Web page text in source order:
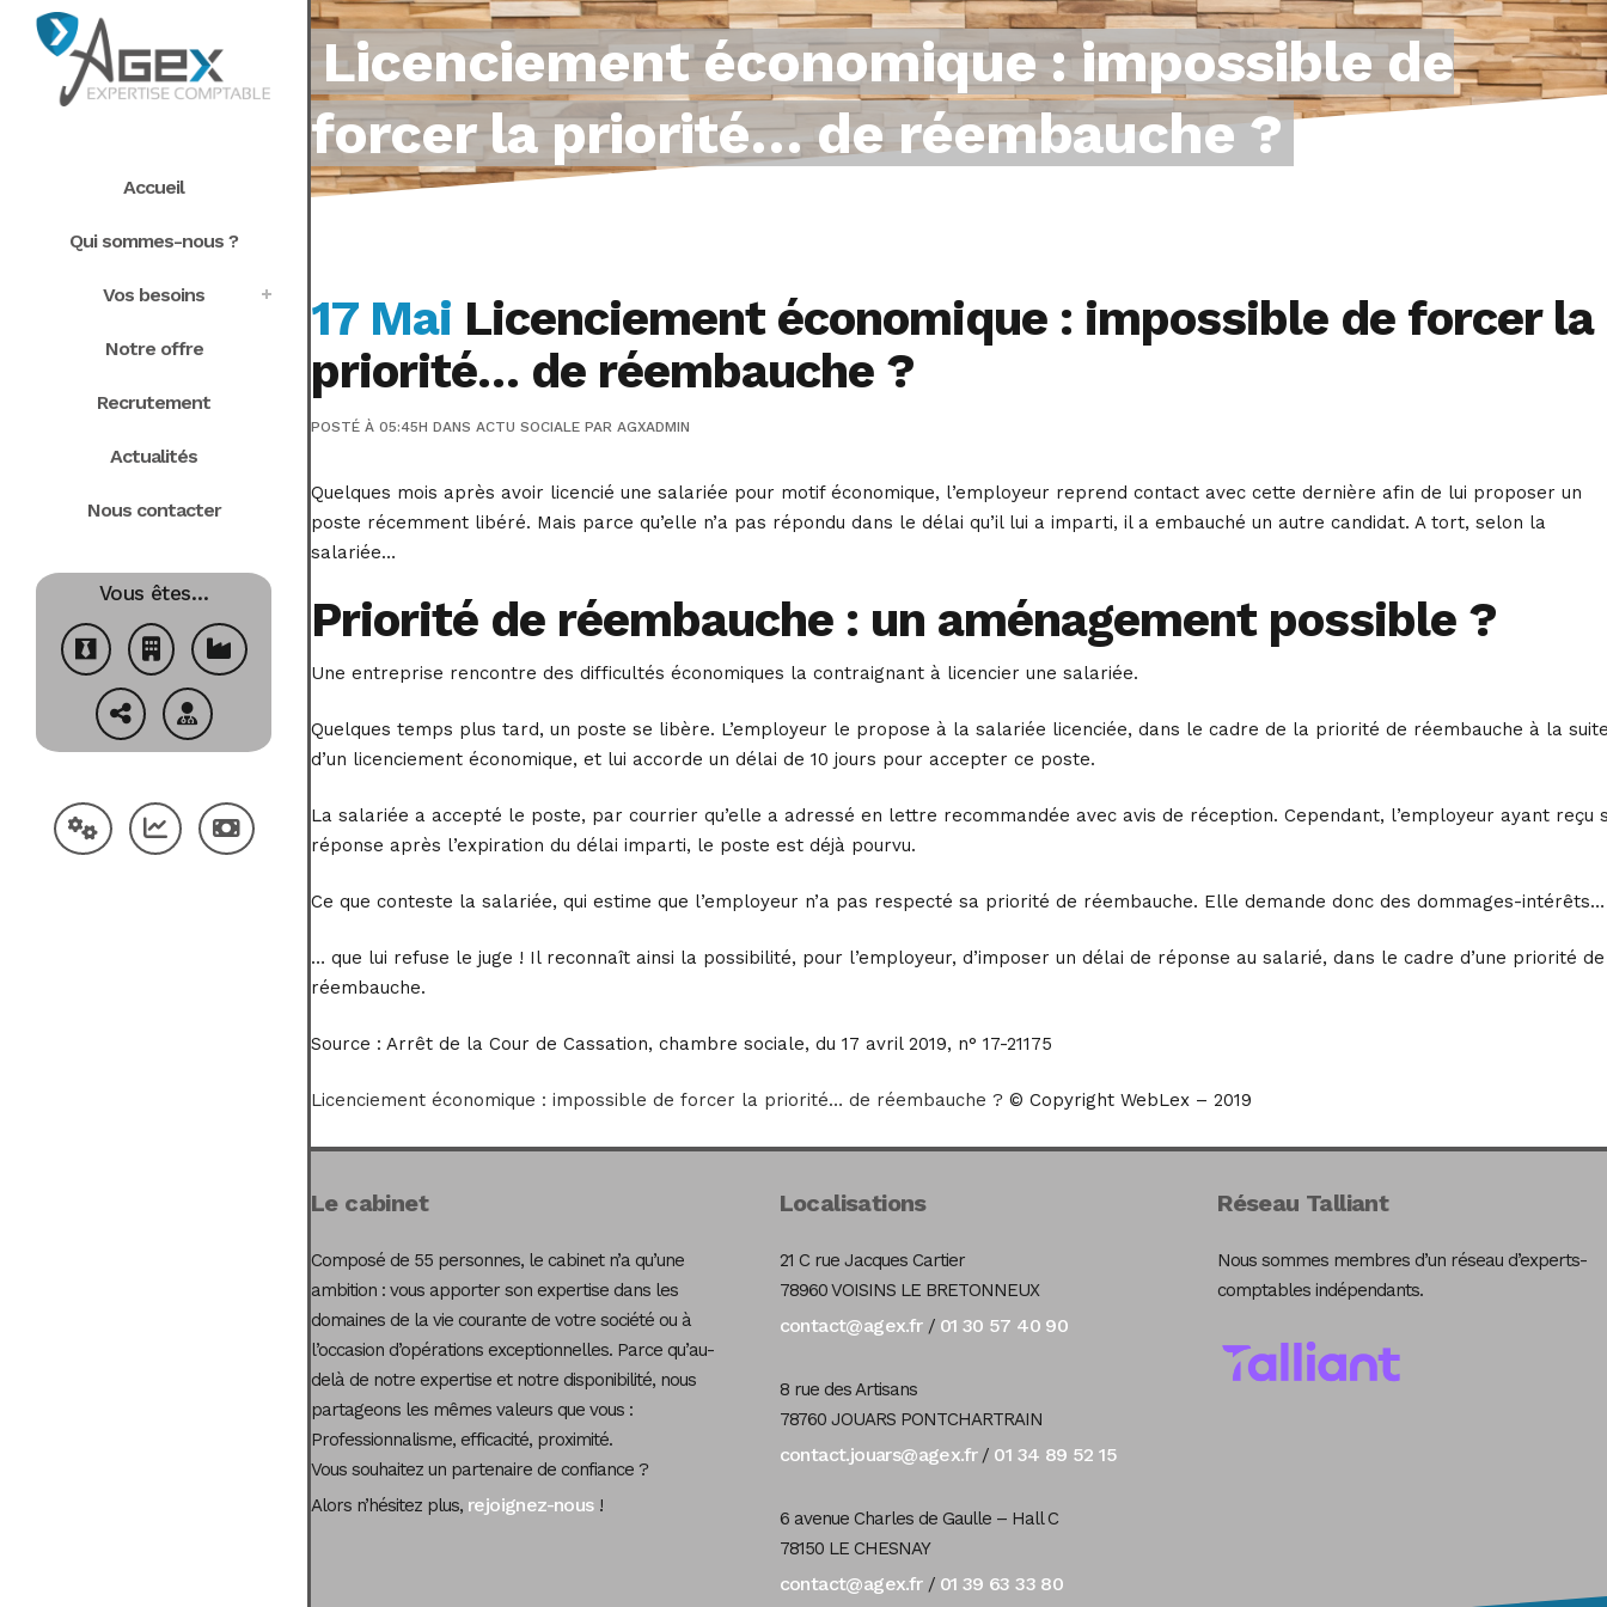
Accueil
Qui sommes-nous ?
Vos besoins
Notre offre
Recrutement
Actualités
Nous contacter
Vous êtes…
Licenciement économique : impossible de
forcer la priorité… de réembauche ?
17 Mai Licenciement économique : impossible de forcer la
priorité… de réembauche ?
POSTÉ À 05:45H DANS ACTU SOCIALE PAR AGXADMIN
Quelques mois après avoir licencié une salariée pour motif économique, l’employeur reprend contact avec cette dernière afin de lui proposer un
poste récemment libéré. Mais parce qu’elle n’a pas répondu dans le délai qu’il lui a imparti, il a embauché un autre candidat. A tort, selon la
salariée…
Priorité de réembauche : un aménagement possible ?
Une entreprise rencontre des difficultés économiques la contraignant à licencier une salariée.
Quelques temps plus tard, un poste se libère. L’employeur le propose à la salariée licenciée, dans le cadre de la priorité de réembauche à la
d’un licenciement économique, et lui accorde un délai de 10 jours pour accepter ce poste.
La salariée a accepté le poste, par courrier qu’elle a adressé en lettre recommandée avec avis de réception. Cependant, l’employeur ayant reçu
réponse après l’expiration du délai imparti, le poste est déjà pourvu.
Ce que conteste la salariée, qui estime que l’employeur n’a pas respecté sa priorité de réembauche. Elle demande donc des dommages-intérêts…
… que lui refuse le juge ! Il reconnaît ainsi la possibilité, pour l’employeur, d’imposer un délai de réponse au salarié, dans le cadre d’une priorité de
réembauche.
Source : Arrêt de la Cour de Cassation, chambre sociale, du 17 avril 2019, n° 17-21175
Licenciement économique : impossible de forcer la priorité… de réembauche ? © Copyright WebLex – 2019
Le cabinet
Composé de 55 personnes, le cabinet n’a qu’une
ambition : vous apporter son expertise dans les
domaines de la vie courante de votre société ou à
l’occasion d’opérations exceptionnelles. Parce qu’au-
delà de notre expertise et notre disponibilité, nous
partageons les mêmes valeurs que vous :
Professionnalisme, efficacité, proximité.
Vous souhaitez un partenaire de confiance ?
Alors n’hésitez plus, rejoignez-nous!
Localisations
21 C rue Jacques Cartier
78960 VOISINS LE BRETONNEUX
contact@agex.fr/ 01 30 57 40 90
8 rue des Artisans
78760 JOUARS PONTCHARTRAIN
contact.jouars@agex.fr/ 01 34 89 52 15
6 avenue Charles de Gaulle – Hall C
78150 LE CHESNAY
contact@agex.fr/ 01 39 63 33 80
Réseau Talliant
Nous sommes membres d’un réseau d’experts-
comptables indépendants.